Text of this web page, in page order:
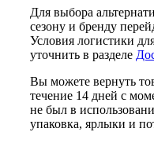
Для выбора
сезону и бренду
Условия логистики
уточнить в разделе
Вы можете вернуть
течение 14 дней с
не был в
упаковка, ярлыки и